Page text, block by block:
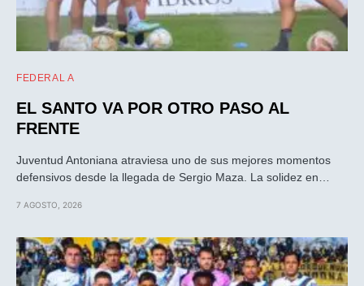
FEDERAL A
EL SANTO VA POR OTRO PASO AL
FRENTE
Juventud Antoniana atraviesa uno de sus mejores momentos
defensivos desde la llegada de Sergio Maza. La solidez en…
7 AGOSTO, 2026